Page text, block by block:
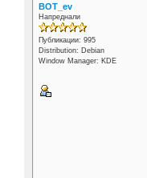
BOT_ev
Напреднали
Публикации: 995
Distribution: Debian
Window Manager: KDE